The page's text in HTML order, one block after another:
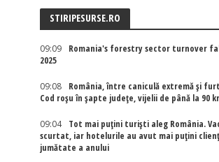
STIRIPESURSE.RO
09:09
Romania's forestry sector turnover
2025
09:08
România, între caniculă extremă și
Cod roșu în șapte județe, vijelii de până la 90
09:04
Tot mai puțini turiști aleg România.
scurtat, iar hotelurile au avut mai puțini
jumătate a anului